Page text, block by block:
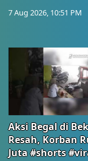
7 Aug 2026, 10:51 PM
Aksi Begal di
Resah, Korban
Juta #shorts